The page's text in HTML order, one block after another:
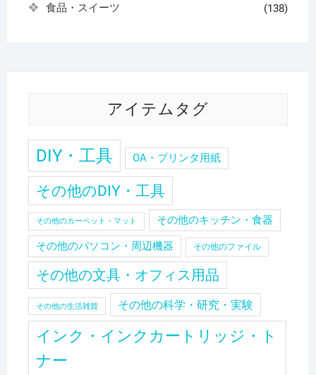
食品・スイーツ (138)
アイテムタグ
DIY・工具 OA・プリンタ用紙
その他のDIY・工具
その他のカーペット・マット その他のキッチン・食器
その他のパソコン・周辺機器 その他のファイル
その他の文具・オフィス用品
その他の生活雑貨 その他の科学・研究・実験
インク・インクカートリッジ・ト
ナー